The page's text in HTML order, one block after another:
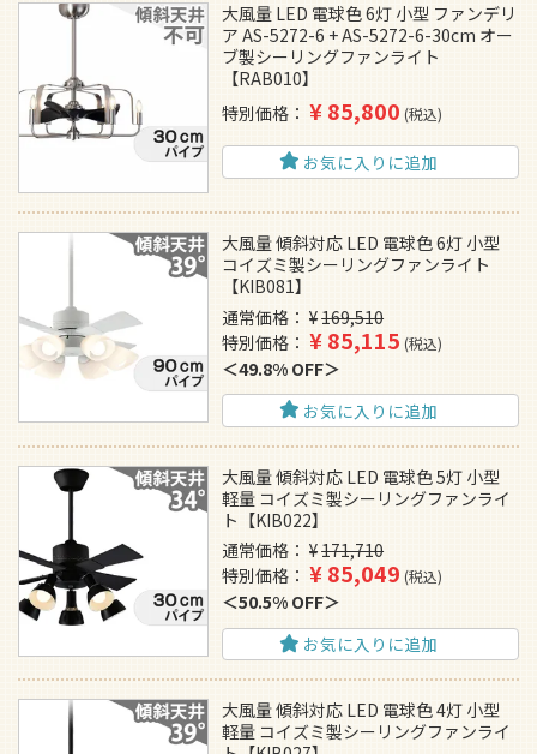
大風量 LED 電球色 6灯 小型 ファンデリ
ア AS-5272-6 + AS-5272-6-30cm オー
ブ製シーリングファンライト
【RAB010】
特別価格
¥85,800 税込
お気に入りに追加
大風量 傾斜対応 LED 電球色 6灯 小型
コイズミ製シーリングファンライト
【KIB081】
通常価格
¥169,510
特別価格
¥85,115 税込
49.8% OFF
お気に入りに追加
大風量 傾斜対応 LED 電球色 5灯 小型
軽量 コイズミ製シーリングファンライ
ト【KIB022】
通常価格
¥171,710
特別価格
¥85,049 税込
50.5% OFF
お気に入りに追加
大風量 傾斜対応 LED 電球色 4灯 小型
軽量 コイズミ製シーリングファンライ